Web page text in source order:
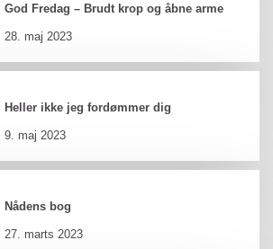
God Fredag – Brudt krop og åbne arme
28. maj 2023
Heller ikke jeg fordømmer dig
9. maj 2023
Nådens bog
27. marts 2023